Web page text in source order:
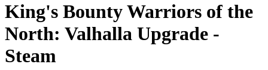
King's Bounty Warriors of the
North: Valhalla Upgrade -
Steam